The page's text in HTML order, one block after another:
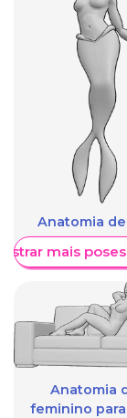
Anatomia
mais poses
Anatomia
feminino